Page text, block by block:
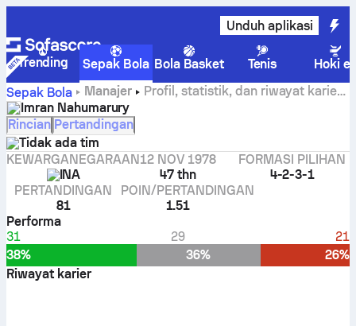
Unduh aplikasi
Trending Sepak Bola Bola Basket Tenis
Hoki es
Sepak Bola
Manajer
Profil, statistik, dan riwayat karier
Imran Nahumarury
Imran Nahumarury
Rincian Pertandingan
Tidak ada tim
KEWARGANEGARAAN
INA
12 NOV 1978
47 thn
FORMASI PILIHAN
4-2-3-1
PERTANDINGAN
81
POIN/PERTANDINGAN
1.51
Performa
31
29
21
38%
36%
26%
Riwayat karier